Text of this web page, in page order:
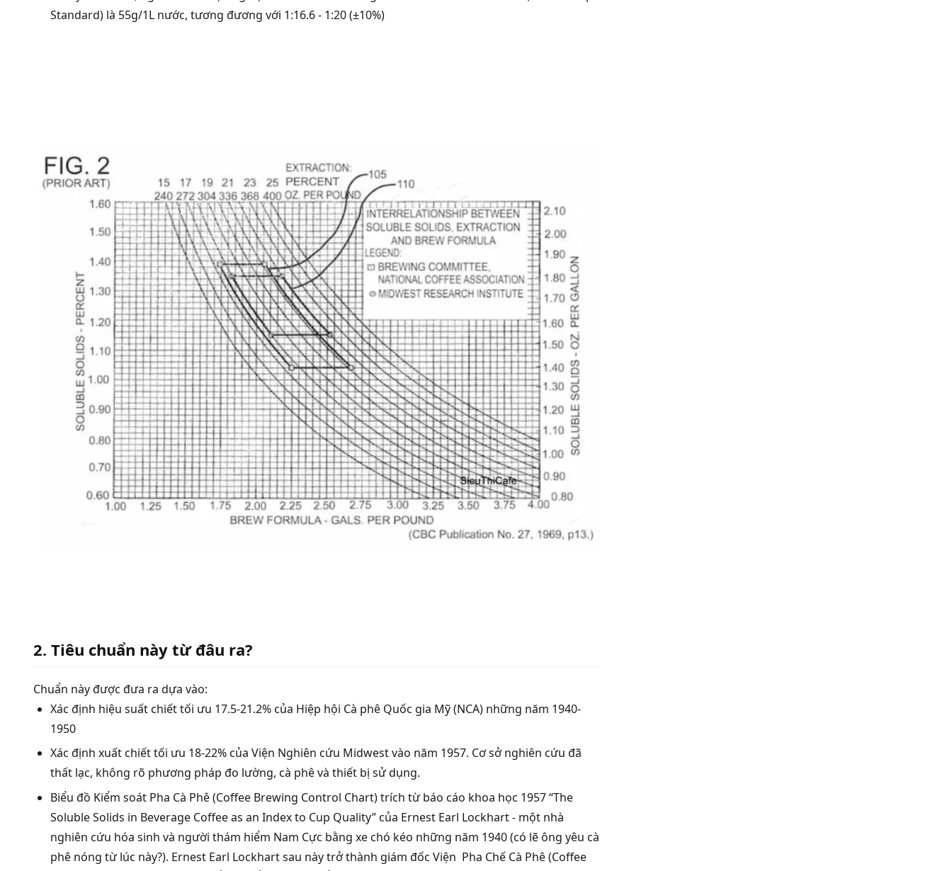
Standard) là 55g/1L nước, tương đương với 1:16.6 - 1:20 (±10%)
2. Tiêu chuẩn này từ đâu ra?
Chuẩn này được đưa ra dựa vào:
Xác định hiệu suất chiết tối ưu 17.5-21.2% của Hiệp hội Cà phê Quốc gia Mỹ (NCA) những năm 1940-
1950
Xác định xuất chiết tối ưu 18-22% của Viện Nghiên cứu Midwest vào năm 1957. Cơ sở nghiên cứu đã
thất lạc, không rõ phương pháp đo lường, cà phê và thiết bị sử dụng.
Biểu đồ Kiểm soát Pha Cà Phê (Coffee Brewing Control Chart) trích từ báo cáo khoa học 1957 “The
Soluble Solids in Beverage Coffee as an Index to Cup Quality” của Ernest Earl Lockhart - một nhà
nghiên cứu hóa sinh và người thám hiểm Nam Cực bằng xe chó kéo những năm 1940 (có lẽ ông yêu cà
phê nóng từ lúc này?). Ernest Earl Lockhart sau này trở thành giám đốc Viện Pha Chế Cà Phê (Coffee